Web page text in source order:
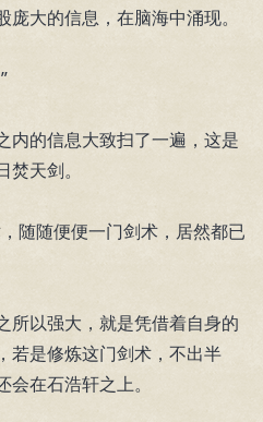
大的信息，在脑海中涌现。
的信息大致扫了一遍，这是
天剑。
随便便一门剑术，居然都已
以强大，就是凭借着自身的
若是修炼这门剑术，不出半
在石浩轩之上。